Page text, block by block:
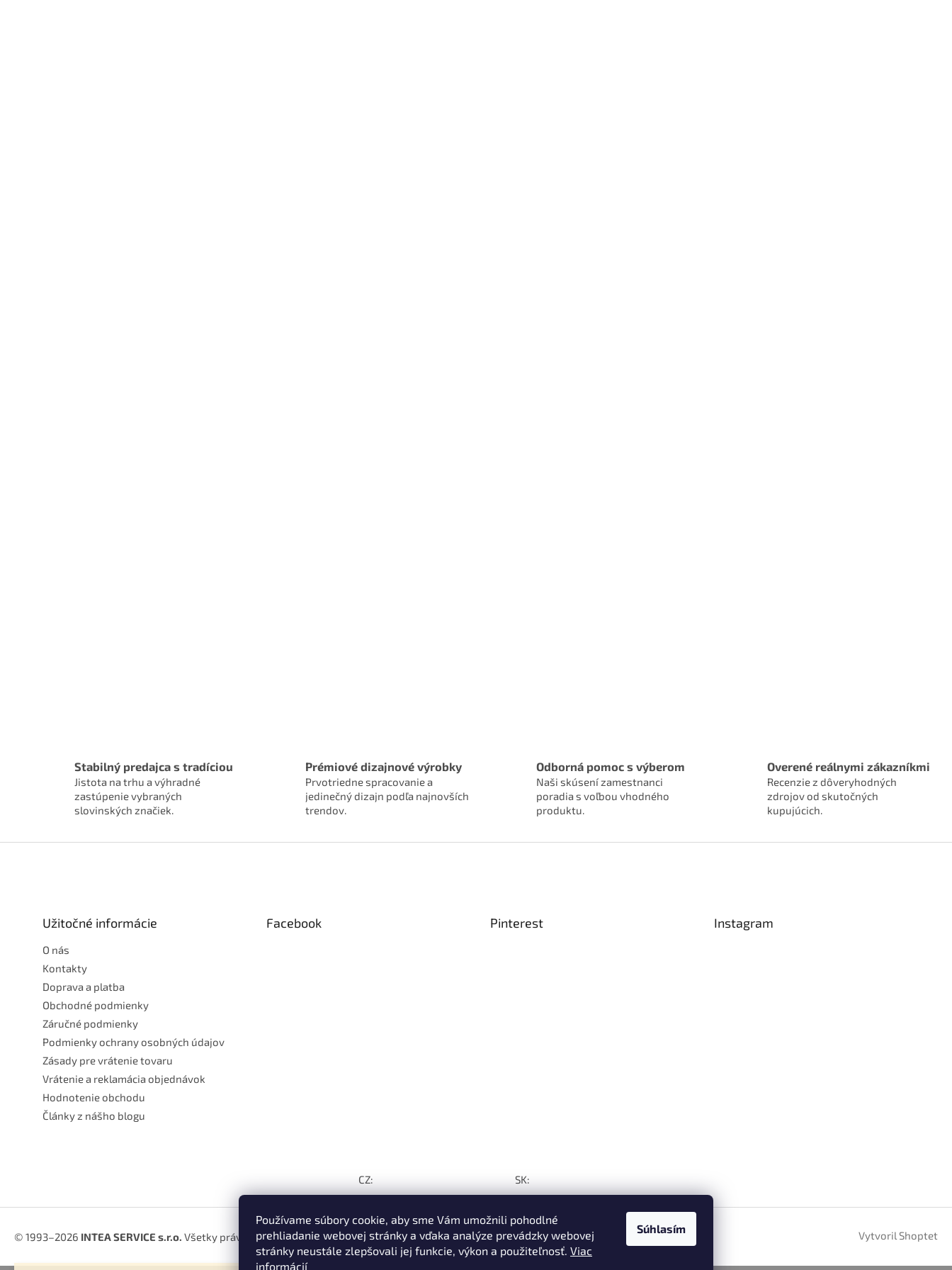
Používame súbory cookie, aby sme Vám umožnili pohodlné
prehliadanie webovej stránky a vďaka analýze prevádzky webovej
stránky neustále zlepšovali jej funkcie, výkon a použiteľnosť. Viac
informácií
Súhlasím
Stabilný predajca s tradíciou
Jistota na trhu a výhradné
zastúpenie vybraných
slovinských značiek.
Prémiové dizajnové výrobky
Prvotriedne spracovanie a
jedinečný dizajn podľa najnovších
trendov.
Odborná pomoc s výberom
Naši skúsení zamestnanci
poradia s voľbou vhodného
produktu.
Overené reálnymi zákazníkmi
Recenzie z dôveryhodných
zdrojov od skutočných
kupujúcich.
Užitočné informácie
O nás
Kontakty
Doprava a platba
Obchodné podmienky
Záručné podmienky
Podmienky ochrany osobných údajov
Zásady pre vrátenie tovaru
Vrátenie a reklamácia objednávok
Hodnotenie obchodu
Články z nášho blogu
Facebook Pinterest Instagram
CZ: SK:
Vytvoril Shoptet
© 1993–2026 INTEA SERVICE s.r.o. Všetky práva vyhradené.